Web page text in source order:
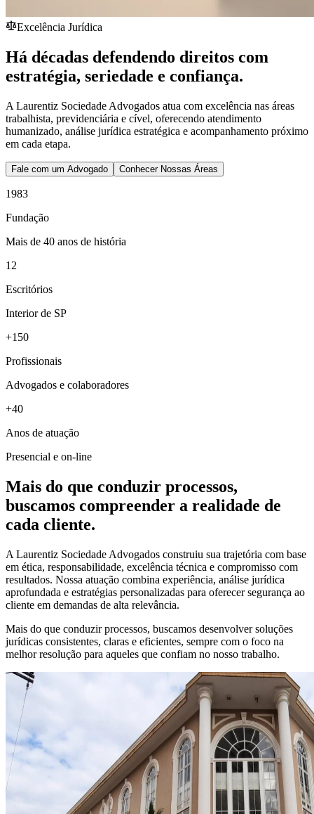
Excelência Jurídica
Há décadas defendendo direitos com
estratégia, seriedade e confiança.
A Laurentiz Sociedade Advogados atua com excelência nas áreas
trabalhista, previdenciária e cível, oferecendo atendimento
humanizado, análise jurídica estratégica e acompanhamento próximo
em cada etapa.
Fale com um Advogado Conhecer Nossas Áreas
1983
Fundação
Mais de 40 anos de história
12
Escritórios
Interior de SP
+150
Profissionais
Advogados e colaboradores
+40
Anos de atuação
Presencial e on-line
Mais do que conduzir processos,
buscamos compreender a realidade de
cada cliente.
A Laurentiz Sociedade Advogados construiu sua trajetória com base
em ética, responsabilidade, excelência técnica e compromisso com
resultados. Nossa atuação combina experiência, análise jurídica
aprofundada e estratégias personalizadas para oferecer segurança ao
cliente em demandas de alta relevância.
Mais do que conduzir processos, buscamos desenvolver soluções
jurídicas consistentes, claras e eficientes, sempre com o foco na
melhor resolução para aqueles que confiam no nosso trabalho.